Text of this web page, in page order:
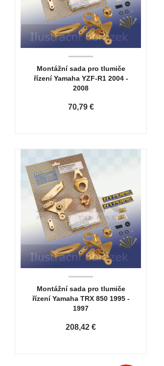
Montážní sada pro tlumiče
řízení Yamaha YZF-R1 2004 -
2008
70,79 €
Montážní sada pro tlumiče
řízení Yamaha TRX 850 1995 -
1997
208,42 €